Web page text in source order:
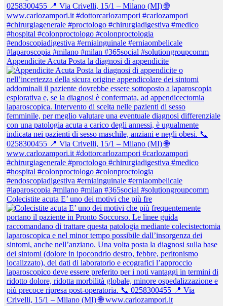
Appendicite Acuta Posta la diagnosi di appendicite
Colecistite acuta E’ uno dei motivi che più fre